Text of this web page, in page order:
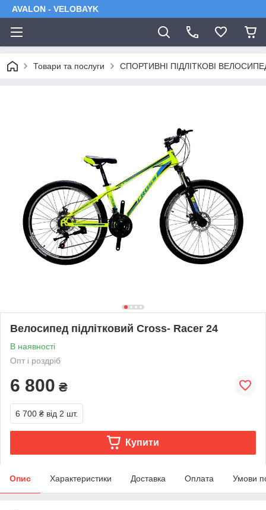
AVALON - VELOBAYK
Товари та послуги СПОРТИВНІ ПІДЛІТКОВІ
Велосипед підлітковий Cross- Racer 24
В наявності
Опт і роздріб
6 800 ₴
6 700 ₴ від 2 шт.
Купити
Опис Характеристики Доставка Оплата Умови